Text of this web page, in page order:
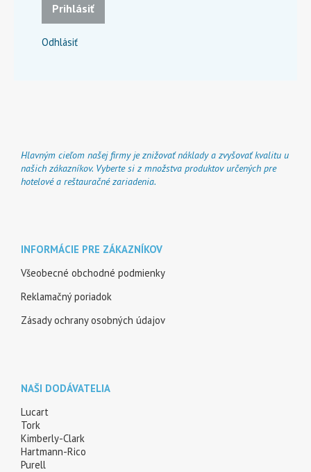
Prihlásiť
Odhlásiť
Hlavným cieľom našej firmy je znižovať náklady a zvyšovať kvalitu u
našich zákazníkov. Vyberte si z množstva produktov určených pre
hotelové a reštauračné zariadenia.
INFORMÁCIE PRE ZÁKAZNÍKOV
Všeobecné obchodné podmienky
Reklamačný poriadok
Zásady ochrany osobných údajov
NAŠI DODÁVATELIA
Lucart
Tork
Kimberly-Clark
Hartmann-Rico
Purell